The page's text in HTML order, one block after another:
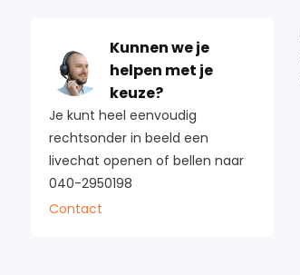
Kunnen we je
helpen met je
keuze?
Je kunt heel eenvoudig
rechtsonder in beeld een
livechat openen of bellen naar
040-2950198
Contact